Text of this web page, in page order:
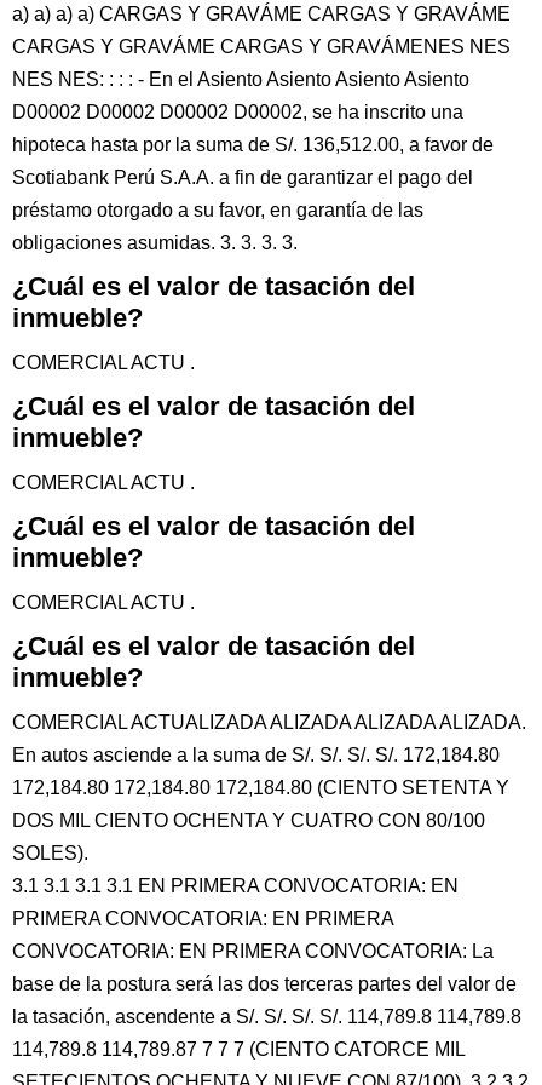
a) a) a) a) CARGAS Y GRAVÁME CARGAS Y GRAVÁME
CARGAS Y GRAVÁME CARGAS Y GRAVÁMENES NES
NES NES: : : : - En el Asiento Asiento Asiento Asiento
D00002 D00002 D00002 D00002, se ha inscrito una
hipoteca hasta por la suma de S/. 136,512.00, a favor de
Scotiabank Perú S.A.A. a fin de garantizar el pago del
préstamo otorgado a su favor, en garantía de las
obligaciones asumidas. 3. 3. 3. 3.
¿Cuál es el valor de tasación del
inmueble?
COMERCIAL ACTU .
¿Cuál es el valor de tasación del
inmueble?
COMERCIAL ACTU .
¿Cuál es el valor de tasación del
inmueble?
COMERCIAL ACTU .
¿Cuál es el valor de tasación del
inmueble?
COMERCIAL ACTUALIZADA ALIZADA ALIZADA ALIZADA.
En autos asciende a la suma de S/. S/. S/. S/. 172,184.80
172,184.80 172,184.80 172,184.80 (CIENTO SETENTA Y
DOS MIL CIENTO OCHENTA Y CUATRO CON 80/100
SOLES).
3.1 3.1 3.1 3.1 EN PRIMERA CONVOCATORIA: EN
PRIMERA CONVOCATORIA: EN PRIMERA
CONVOCATORIA: EN PRIMERA CONVOCATORIA: La
base de la postura será las dos terceras partes del valor de
la tasación, ascendente a S/. S/. S/. S/. 114,789.8 114,789.8
114,789.8 114,789.87 7 7 7 (CIENTO CATORCE MIL